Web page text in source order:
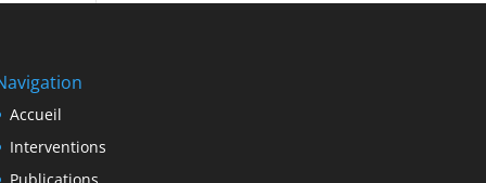
Accueil
Interventions
Publications